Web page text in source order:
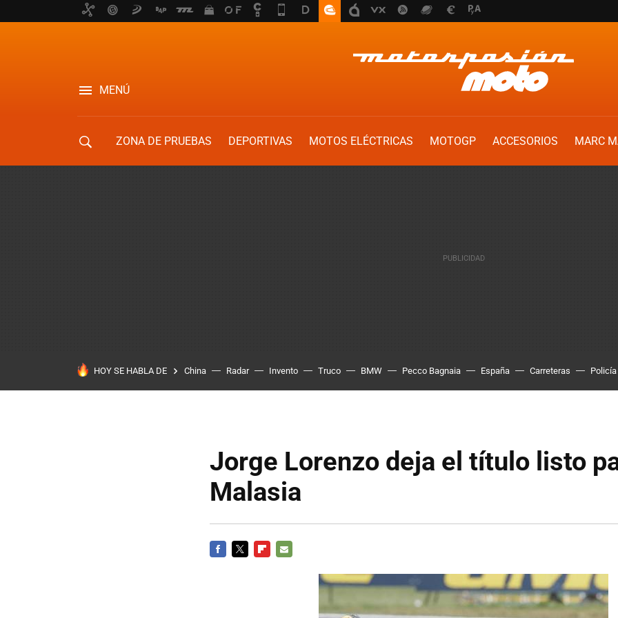
MENÚ
ZONA DE PRUEBAS DEPORTIVAS MOTOS ELÉCTRICAS MOTOGP ACCESORIOS
MARC
HOY SE HABLA DE China Radar Invento Truco BMW Pecco Bagnaia España Carreteras Policía
Jorge Lorenzo deja el título listo
Malasia